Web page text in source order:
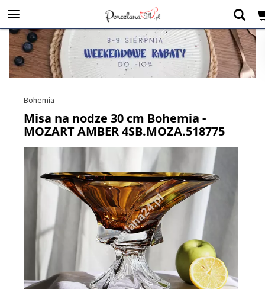
Bohemia
Misa na nodze 30 cm Bohemia -
MOZART AMBER 4SB.MOZA.518775